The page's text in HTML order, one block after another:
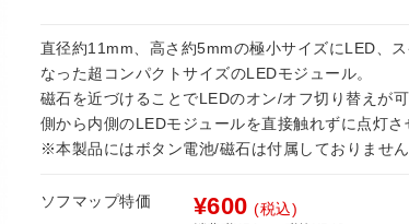
直径約11mm、高さ約5mmの極小サイズにLED、
なった超コンパクトサイズのLEDモジュール。
磁石を近づけることでLEDのオン/オフ切り替えが
側から内側のLEDモジュールを直接触れずに点灯さ
※本製品にはボタン電池/磁石は付属しておりません
ソフマップ特価 ¥600 (税込)